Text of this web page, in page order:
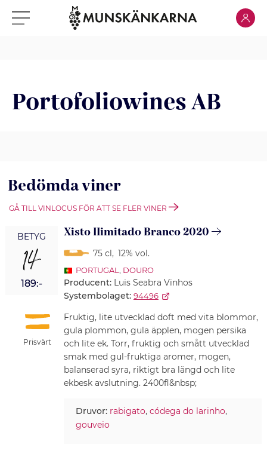
Klicka för meny Klicka
Portofoliowines AB
Bedömda viner
GÅ TILL VINLOCUS FÖR ATT SE FLER VINER
BETYG
14
189:-
Prisvärt
Xisto IIimitado Branco 2020
75 cl, 12% vol.
PORTUGAL DOURO
Producent: Luis Seabra Vinhos
Systembolaget: 94496
Fruktig, lite utvecklad doft med vita blommor,
gula plommon, gula äpplen, mogen persika
och lite ek. Torr, fruktig och smått utvecklad
smak med gul-fruktiga aromer, mogen,
balanserad syra, riktigt bra längd och lite
ekbesk avslutning. 2400fl&nbsp;
Druvor: rabigato, códega do larinho,
gouveio